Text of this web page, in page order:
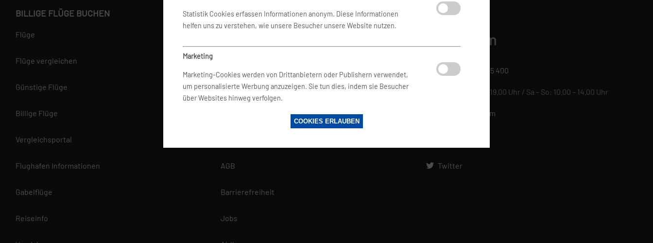
Statistik Cookies erfassen Informationen anonym. Diese Informationen
helfen uns zu verstehen, wie unsere Besucher unsere Website nutzen.
Marketing
Marketing-Cookies werden von Drittanbietern oder Publishern verwendet,
um personalisierte Werbung anzuzeigen. Sie tun dies, indem sie Besucher
über Websites hinweg verfolgen.
zu schützen. Deshalb wenden wir äußerste Sorgfalt und Modernste Sicherheitsstandards
COOKIES ERLAUBEN
BILLIGE FLÜGE BUCHEN
Flüge
Flüge vergleichen
Günstige Flüge
Billige Flüge
Vergleichsportal
Flughafen Informationen
Gabelflüge
Reiseinfo
SERVICE
Reisewelt
AGB
Barrierefreiheit
Jobs
KONTAKT
fluege.com
+49 (0) 6109 / 505 400
Mo – Fr: 09.00 – 19.00 Uhr / Sa – So: 10.00 – 14.00 Uhr
info@fluege.com
Twitter